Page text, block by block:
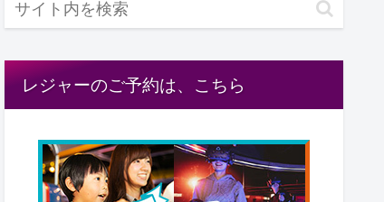
レジャーのご予約は、こちら